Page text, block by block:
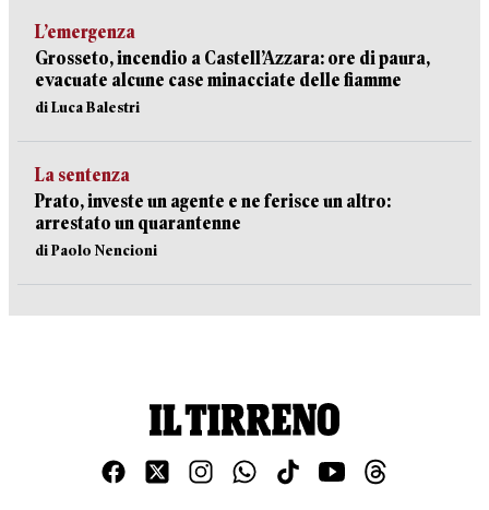
L’emergenza
Grosseto, incendio a Castell’Azzara: ore di paura,
evacuate alcune case minacciate delle fiamme
di Luca Balestri
La sentenza
Prato, investe un agente e ne ferisce un altro:
arrestato un quarantenne
di Paolo Nencioni